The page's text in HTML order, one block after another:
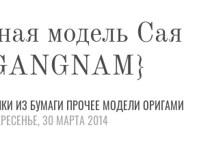
модель Cая
ИЗ БУМАГИ ПРОЧЕЕ МОДЕЛИ ОРИГАМИ
30 МАРТА 2014